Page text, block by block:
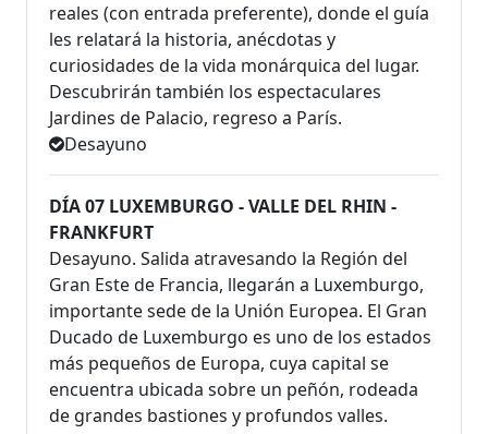
reales (con entrada preferente), donde el guía
les relatará la historia, anécdotas y
curiosidades de la vida monárquica del lugar.
Descubrirán también los espectaculares
Jardines de Palacio, regreso a París.
Desayuno
DÍA 07 LUXEMBURGO - VALLE DEL RHIN -
FRANKFURT
Desayuno. Salida atravesando la Región del
Gran Este de Francia, llegarán a Luxemburgo,
importante sede de la Unión Europea. El Gran
Ducado de Luxemburgo es uno de los estados
más pequeños de Europa, cuya capital se
encuentra ubicada sobre un peñón, rodeada
de grandes bastiones y profundos valles.